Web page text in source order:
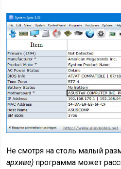
Не смотря на столь малый
архиве) программа может